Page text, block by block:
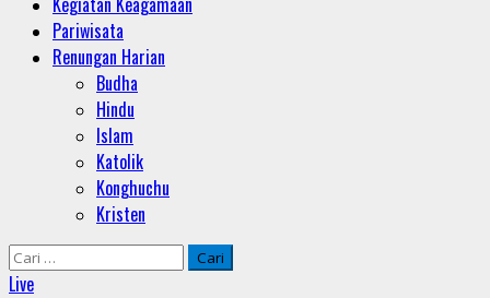
Pariwisata
Renungan Harian
Budha
Hindu
Islam
Katolik
Konghuchu
Kristen
Cari
untuk:
Live